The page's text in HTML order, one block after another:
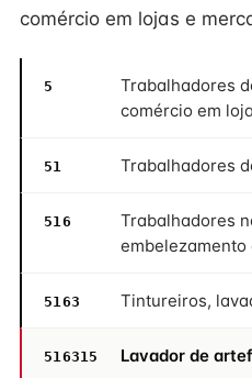
comércio em lojas e
5
Trabalhadores
comércio em
51 Trabalhadores
516
Trabalhadores
embelezamento
5163 Tintureiros,
516315 Lavador de